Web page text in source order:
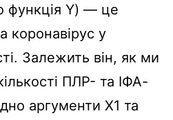
функція Y) — це
коронавірус у
Залежить він, як ми
ПЛР- та ІФА-
аргументи X1 та